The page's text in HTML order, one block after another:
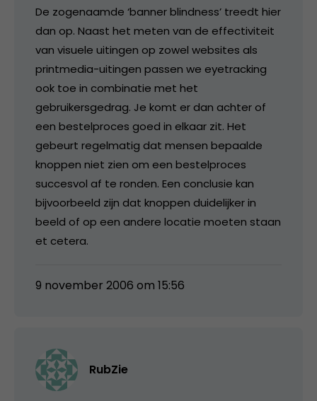
De zogenaamde ‘banner blindness’ treedt hier
dan op. Naast het meten van de effectiviteit
van visuele uitingen op zowel websites als
printmedia-uitingen passen we eyetracking
ook toe in combinatie met het
gebruikersgedrag. Je komt er dan achter of
een bestelproces goed in elkaar zit. Het
gebeurt regelmatig dat mensen bepaalde
knoppen niet zien om een bestelproces
succesvol af te ronden. Een conclusie kan
bijvoorbeeld zijn dat knoppen duidelijker in
beeld of op een andere locatie moeten staan
et cetera.
9 november 2006 om 15:56
RubZie